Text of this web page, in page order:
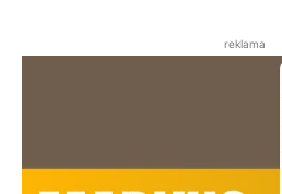
reklama